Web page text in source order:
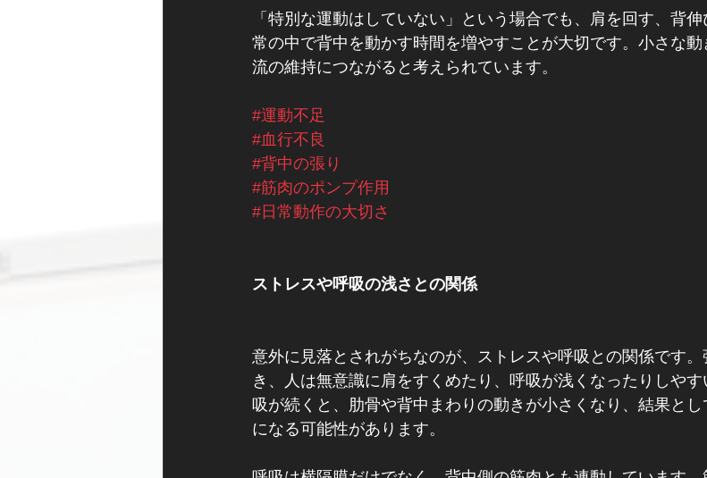
「特別な運動はしていない」という場合でも、肩を回す、背
常の中で背中を動かす時間を増やすことが大切です。小さな
流の維持につながると考えられています。
#運動不足
#血行不良
#背中の張り
#筋肉のポンプ作用
#日常動作の大切さ
ストレスや呼吸の浅さとの関係
意外に見落とされがちなのが、ストレスや呼吸との関係です
き、人は無意識に肩をすくめたり、呼吸が浅くなったりしや
吸が続くと、肋骨や背中まわりの動きが小さくなり、結果と
になる可能性があります。